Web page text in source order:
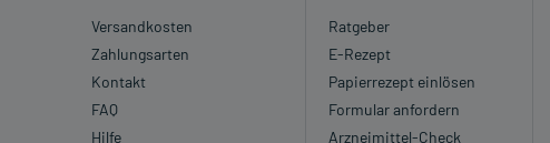
Versandkosten
Zahlungsarten
Kontakt
FAQ
Hilfe
Ratgeber
E-Rezept
Papierrezept einlösen
Formular anfordern
Arzneimittel-Check